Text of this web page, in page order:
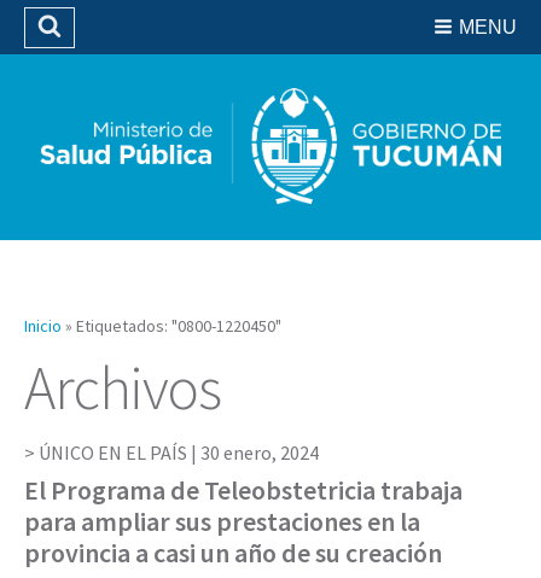
Biblioteca
MENU
Buscar
Inicio » Etiquetados: "0800-1220450"
Archivos
ÚNICO EN EL PAÍS | 30 enero, 2024
El Programa de Teleobstetricia trabaja
para ampliar sus prestaciones en la
provincia a casi un año de su creación